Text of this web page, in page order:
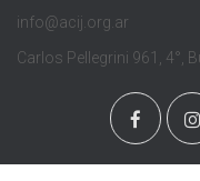
info@acij.org.ar
Carlos Pellegrini 961, 4°,